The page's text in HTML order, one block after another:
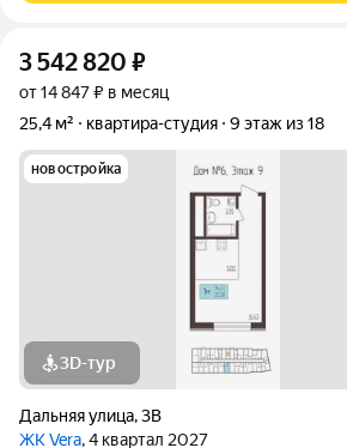
3 542 820 ₽
от 14 847 ₽ в месяц
25,4 м²
квартира-студия 9 этаж из 18
новостройка
3D-тур
Дальняя улица,3В
ЖК Vera, 4 квартал 2027